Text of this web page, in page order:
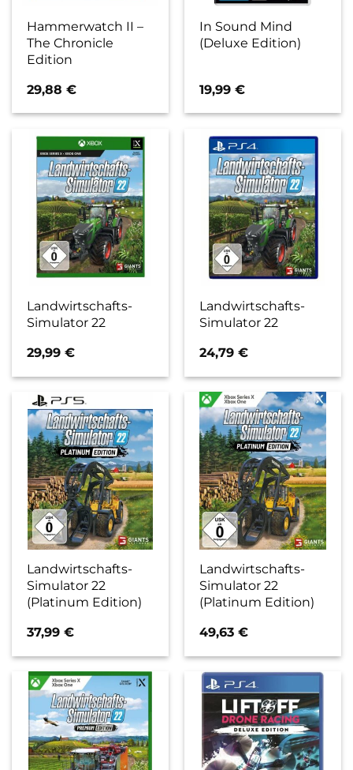
Hammerwatch II –
The Chronicle
Edition
29,88€
In Sound Mind
(Deluxe Edition)
19,99€
Landwirtschafts-
Simulator 22
29,99€
Landwirtschafts-
Simulator 22
24,79€
Landwirtschafts-
Simulator 22
(Platinum Edition)
37,99€
Landwirtschafts-
Simulator 22
(Platinum Edition)
49,63€